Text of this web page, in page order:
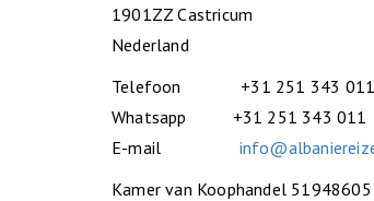
1901ZZ Castricum
Nederland
Telefoon +31 251 343 011
Whatsapp +31 251 343 011
E-mail
Kamer van Koophandel 51948605